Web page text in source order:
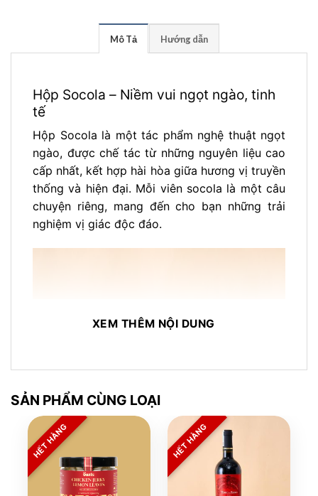
Mô Tả Hướng dẫn
Hộp Socola – Niềm vui ngọt ngào, tinh
tế
Hộp Socola là một tác phẩm nghệ thuật ngọt
ngào, được chế tác từ những nguyên liệu cao
cấp nhất, kết hợp hài hòa giữa hương vị truyền
thống và hiện đại. Mỗi viên socola là một câu
chuyện riêng, mang đến cho bạn những trải
nghiệm vị giác độc đáo.
XEM THÊM NỘI DUNG
SẢN PHẨM CÙNG LOẠI